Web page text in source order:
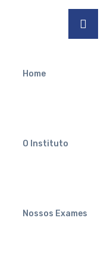
Home
O Instituto
Nossos Exames